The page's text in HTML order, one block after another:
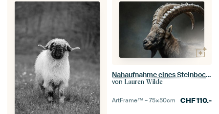
Nahaufnahme eines Steinbocks
von Lauren Wilde
ArtFrame™ –75×50cm CHF110.-